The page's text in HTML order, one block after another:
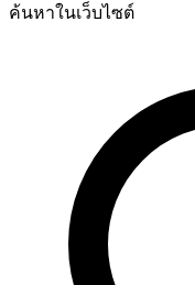
ค้นหาในเว็บไซต์